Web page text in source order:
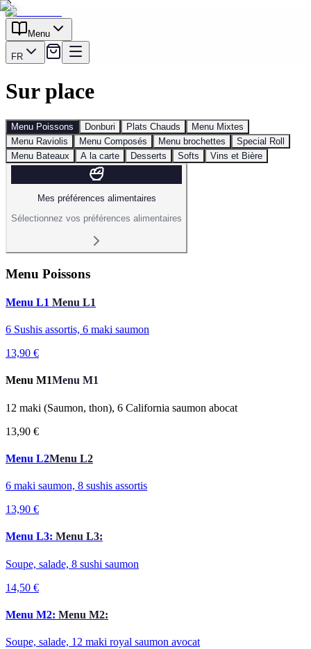
Menu
FR
Sur place
Menu Poissons Donburi Plats Chauds
Menu Mixtes
Menu Raviolis
Menu Composés Menu brochettes
Special Roll
Menu Bateaux
A la carte Desserts Softs Vins et Bière
Mes préférences alimentaires
Sélectionnez vos préférences alimentaires
Menu Poissons
Menu L1 Menu L1
6 Sushis assortis, 6 maki saumon
13,90 €
Menu M1Menu M1
12 maki (Saumon, thon), 6 California saumon abocat
13,90 €
Menu L2Menu L2
6 maki saumon, 8 sushis assortis
13,90 €
Menu L3: Menu L3:
Soupe, salade, 8 sushi saumon
14,50 €
Menu M2: Menu M2:
Soupe, salade, 12 maki royal saumon avocat